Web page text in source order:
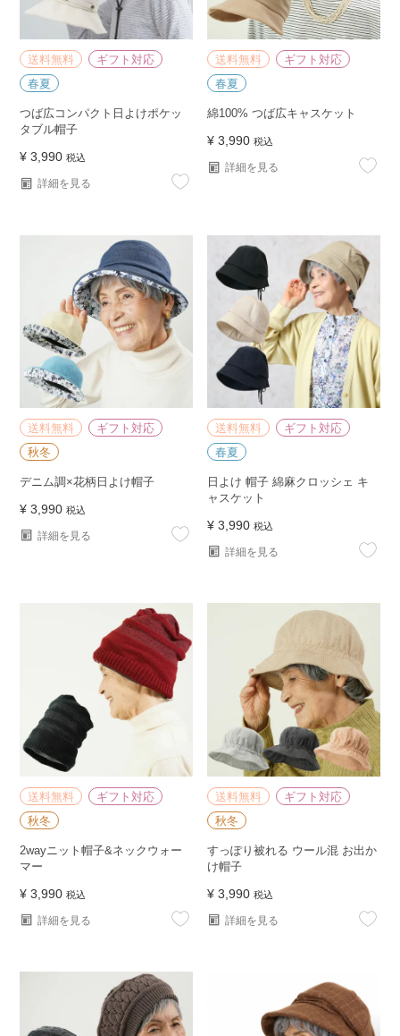
送料無料
ギフト対応
春夏
つば広コンパクト日よけポケッ
タブル帽子
¥ 3,990 税込
詳細を見る
送料無料
ギフト対応
春夏
綿100% つば広キャスケット
¥ 3,990 税込
詳細を見る
送料無料
ギフト対応
秋冬
デニム調×花柄日よけ帽子
¥ 3,990 税込
詳細を見る
送料無料
ギフト対応
春夏
日よけ 帽子 綿麻クロッシェ キ
ャスケット
¥ 3,990 税込
詳細を見る
送料無料
ギフト対応
秋冬
2wayニット帽子&ネックウォー
マー
¥ 3,990 税込
詳細を見る
送料無料
ギフト対応
秋冬
すっぽり被れる ウール混 お出か
け帽子
¥ 3,990 税込
詳細を見る